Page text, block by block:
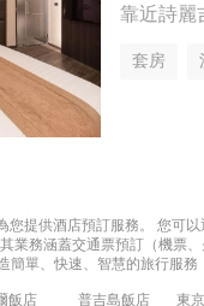
靠近詩麗
套房
您提供酒店預訂服務。 您可
業務涵蓋交通票預訂（機票
簡單、快速、智慧的旅行服務
飯店 普吉島飯店 東